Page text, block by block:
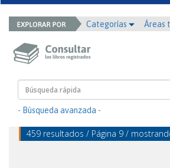
Categorías Áreas
- Búsqueda avanzada -
459 resultados / Página 9 /